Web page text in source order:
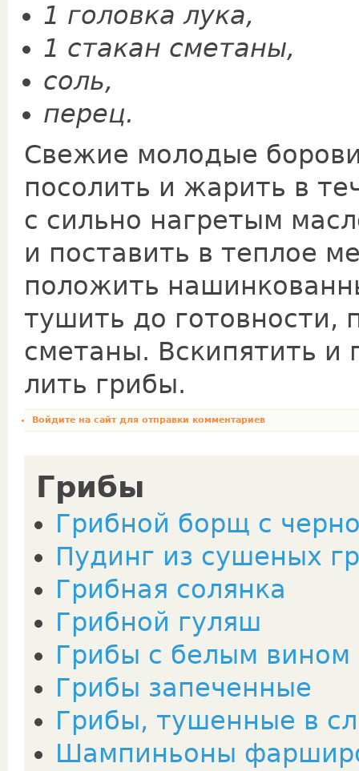
1 головка лука,
­1 стакан сметаны,
соль,
перец.
Свежие молодые
посолить и жарить в
с сильно нагретым
и поставить в теплое
положить
тушить до готовности,
смета­ны. Вскипятить и
лить грибы.
Войдите на сайтдля отправки комментариев
Грибы
Грибной борщ с
Пудинг из сушеных
Грибная солянка
Грибной гуляш
Грибы с белым вином
Грибы запеченные
Грибы, тушенные в
Шампиньоны